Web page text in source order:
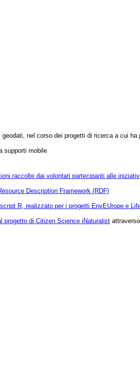
nel corso dei progetti di ricerca a cui
supporti mobile
raccolte dai volontari partecipanti alle
Description Framework (RDF)
R, realizzato per i progetti EnvEUrope e
progetto di Citizen Science iNaturalist